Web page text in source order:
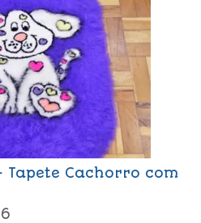
Tapete Cachorro com